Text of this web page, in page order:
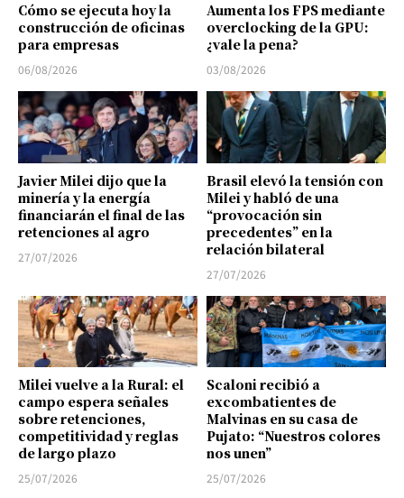
Cómo se ejecuta hoy la
construcción de oficinas
para empresas
06/08/2026
Aumenta los FPS mediante
overclocking de la GPU:
¿vale la pena?
03/08/2026
Javier Milei dijo que la
minería y la energía
financiarán el final de las
retenciones al agro
27/07/2026
Brasil elevó la tensión con
Milei y habló de una
“provocación sin
precedentes” en la
relación bilateral
27/07/2026
Milei vuelve a la Rural: el
campo espera señales
sobre retenciones,
competitividad y reglas
de largo plazo
25/07/2026
Scaloni recibió a
excombatientes de
Malvinas en su casa de
Pujato: “Nuestros colores
nos unen”
25/07/2026